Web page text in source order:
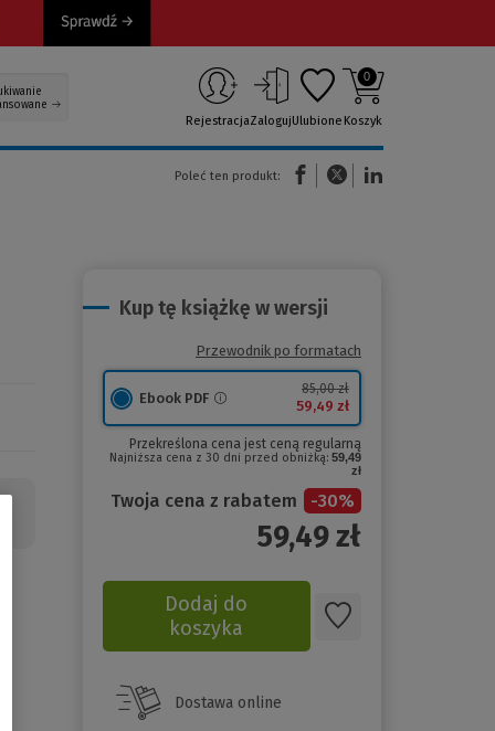
RejestracjaZalogujUlubione
0
Koszyk
Poleć ten produkt:
(Nowe okno)(Link do innej strony)
Kup tę książkę w wersji
Przewodnik po formatach
Ebook PDF
85,00 zł
59,49 zł
Przekreślona cena jest ceną regularną
Najniższa cena z 30 dni przed obniżką: 59,49
zł
Twoja cena z rabatem -30%
59,49zł
Dodaj do
koszyka
Dostawa online